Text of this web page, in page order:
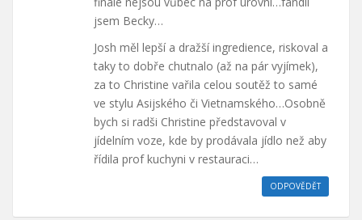
jsem Becky…
Josh měl lepší a dražší ingredience, riskoval a
taky to dobře chutnalo (až na pár vyjímek),
za to Christine vařila celou soutěž to samé
ve stylu Asijského či Vietnamského…Osobně
bych si radši Christine představoval v
jídelním voze, kde by prodávala jídlo než aby
řídila prof kuchyni v restauraci…
ODPOVĚDĚT